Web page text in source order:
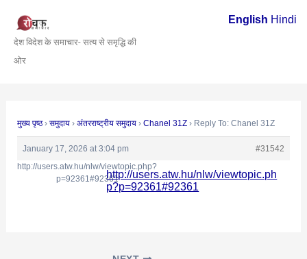
content
देश विदेश के समाचार- सत्य से समृद्धि की
ओर
मुख्य पृष्ठ › समुदाय › अंतरराष्ट्रीय समुदाय › Chanel 31Z › Reply To: Chanel 31Z
January 17, 2026 at 3:04 pm
#31542
http://users.atw.hu/nlw/viewtopic.php?
p=92361#92361http://users.atw.hu/nlw/viewtopic.ph
p?p=92361#92361
navigation
English Hindi